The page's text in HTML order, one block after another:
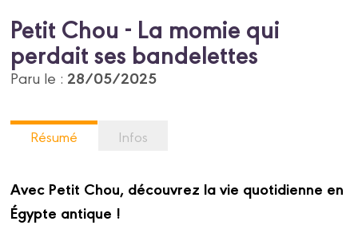
Petit Chou - La momie qui
perdait ses bandelettes
Paru le : 28/05/2025
Résumé Infos
Avec Petit Chou, découvrez la vie quotidienne en
Égypte antique !